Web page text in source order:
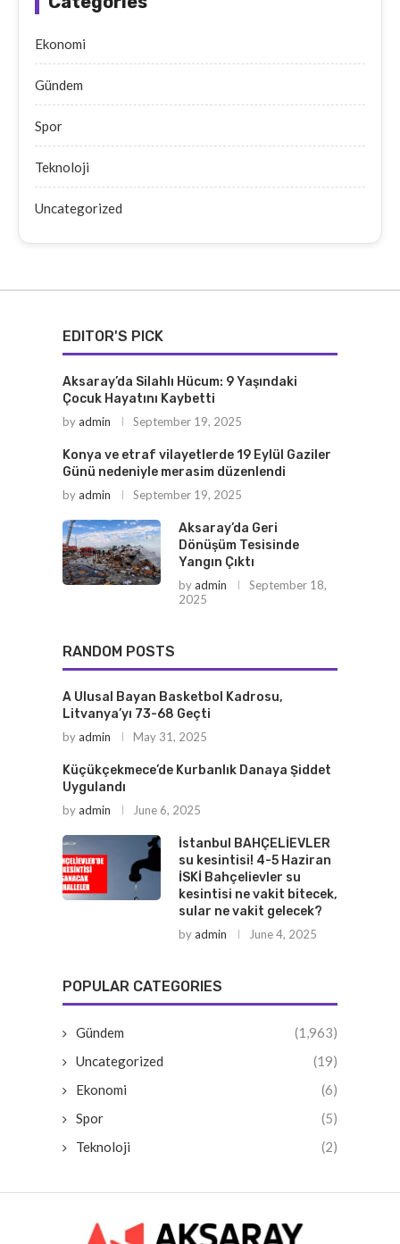
Ekonomi
Gündem
Spor
Teknoloji
Uncategorized
EDITOR'S PICK
Aksaray’da Silahlı Hücum: 9 Yaşındaki
Çocuk Hayatını Kaybetti
byadmin September 19, 2025
Konya ve etraf vilayetlerde 19 Eylül Gaziler
Günü nedeniyle merasim düzenlendi
byadmin September 19, 2025
Aksaray’da Geri
Dönüşüm Tesisinde
Yangın Çıktı
byadmin
September 18,
2025
RANDOM POSTS
A Ulusal Bayan Basketbol Kadrosu,
Litvanya’yı 73-68 Geçti
byadmin May 31, 2025
Küçükçekmece’de Kurbanlık Danaya Şiddet
Uygulandı
byadmin June 6, 2025
İstanbul BAHÇELİEVLER
su kesintisi! 4-5 Haziran
İSKİ Bahçelievler su
kesintisi ne vakit bitecek,
sular ne vakit gelecek?
byadmin June 4, 2025
POPULAR CATEGORIES
Gündem
(1,963)
Uncategorized
(19)
Ekonomi
(6)
Spor
(5)
Teknoloji
(2)